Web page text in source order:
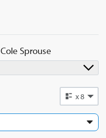
Cole Sprouse
x 8